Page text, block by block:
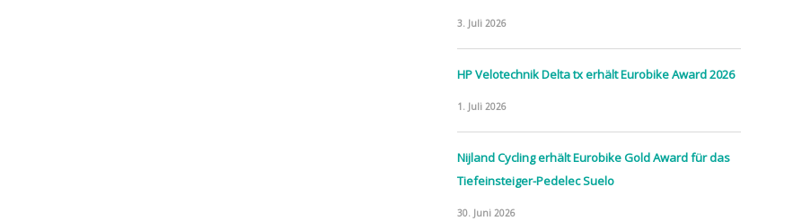
3. Juli 2026
HP Velotechnik Delta tx erhält Eurobike Award 2026
1. Juli 2026
Nijland Cycling erhält Eurobike Gold Award für das
Tiefeinsteiger-Pedelec Suelo
30. Juni 2026